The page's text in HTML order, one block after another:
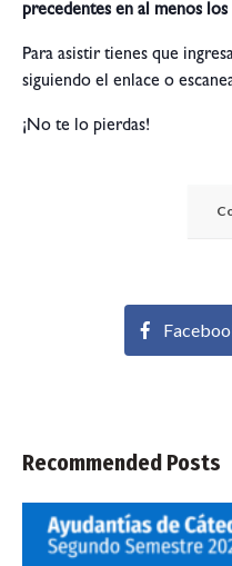
precedentes en al menos los
Para asistir tienes que
siguiendo el enlace o
¡No te lo pierdas!
Recommended Posts